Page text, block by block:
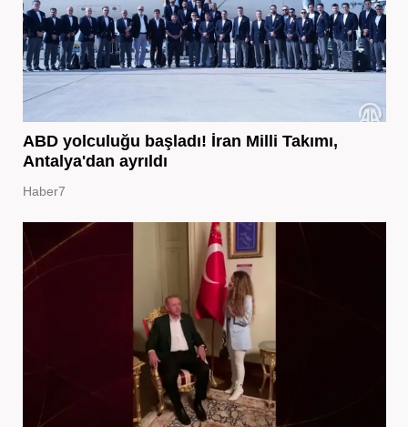
ABD yolculuğu başladı! İran Milli Takımı,
Antalya'dan ayrıldı
Haber7